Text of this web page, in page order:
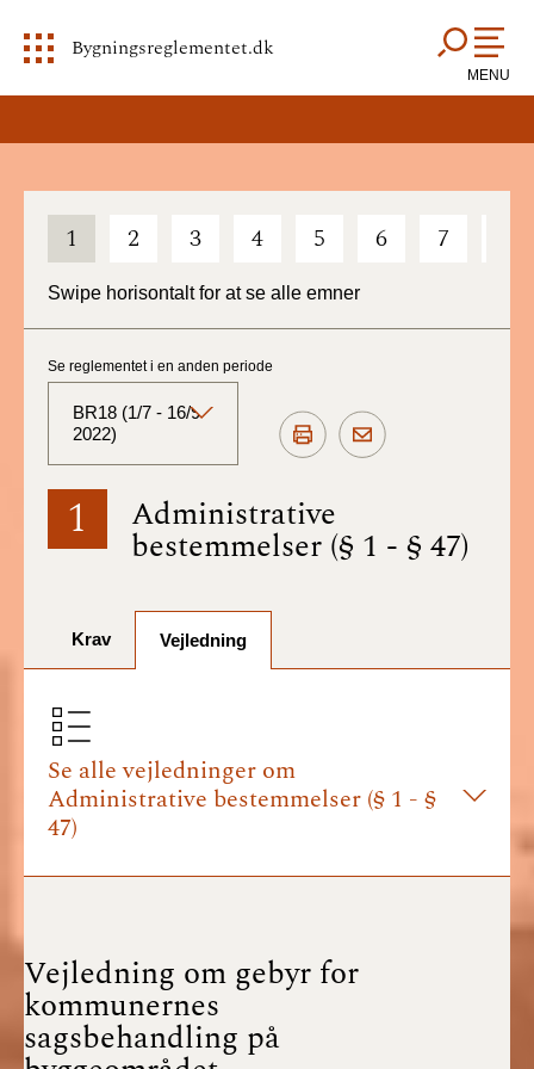
Bygningsreglementet.dk
MENU
1 2 3 4 5 6 7
Swipe horisontalt for at se alle emner
1 Administrative
bestemmelser (§ 1 - § 47)
Se reglementet i en anden periode
BR18 (1/7 - 16/9
2022)
BR18 (Aktuelt)
BR18 (1/7-31/12
BR18 (1/1-30/6
BR18 (1/7- 31/12
2024)
BR18 (1/1- 30/06
2024)
BR18 (17/9 - 31/12
2022)
BR18 (1/7 - 16/9
Krav Vejledning
Se alle vejledninger om
Administrative bestemmelser (§ 1 - §
47)
Vejledning om gebyr for
kommunernes
sagsbehandling på